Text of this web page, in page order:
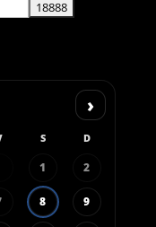
›
S D
1 2
8 9